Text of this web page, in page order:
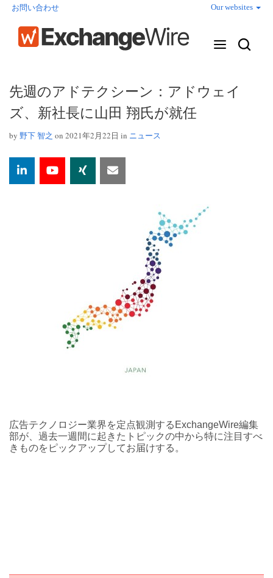
お問い合わせ Our websites
先週のアドテクシーン：アドウェイ
ズ、新社長に山田 翔氏が就任
by 野下 智之 on 2021年2月22日 in ニュース
広告テクノロジー業界を定点観測するExchangeWire編集
部が、過去一週間に起きたトピックの中から特に注目すべ
きものをピックアップしてお届けする。